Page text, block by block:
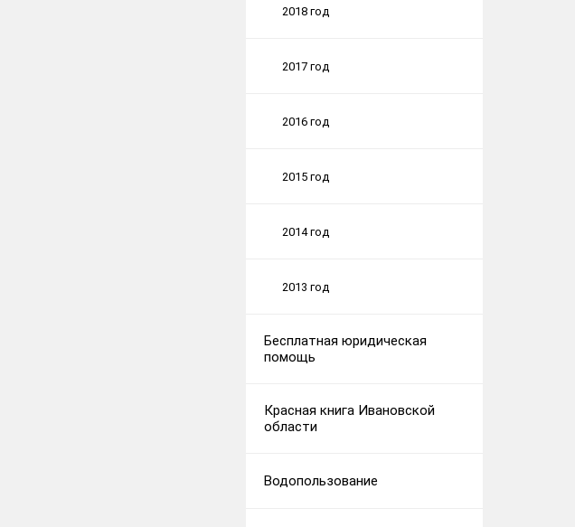
2018 год
2017 год
2016 год
2015 год
2014 год
2013 год
Бесплатная юридическая
помощь
Красная книга Ивановской
области
Водопользование